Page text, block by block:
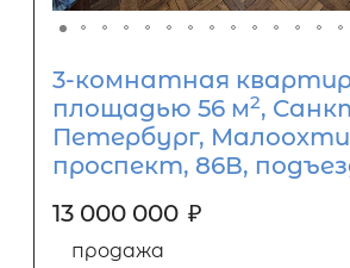
3-комнатная
площадью 56 м2,
Петербург,
проспект, 86В,
13 000 000 ₽
продажа